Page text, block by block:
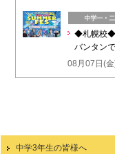
◆札幌校
バンタン
08月07日(
中学3年生の皆様へ